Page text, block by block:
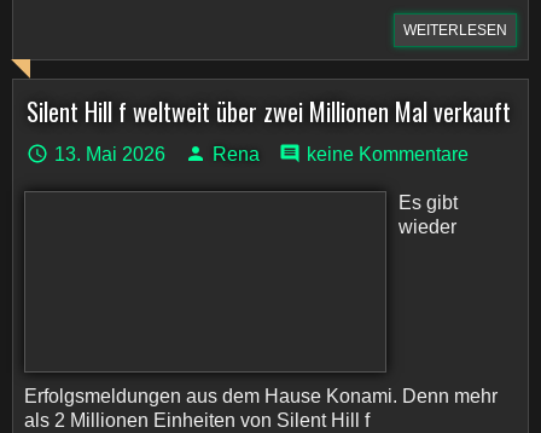
WEITERLESEN
Silent Hill f weltweit über zwei Millionen Mal verkauft
13. Mai 2026 Rena keine Kommentare
Es gibt
wieder
Erfolgsmeldungen aus dem Hause Konami. Denn mehr
als 2 Millionen Einheiten von Silent Hill f